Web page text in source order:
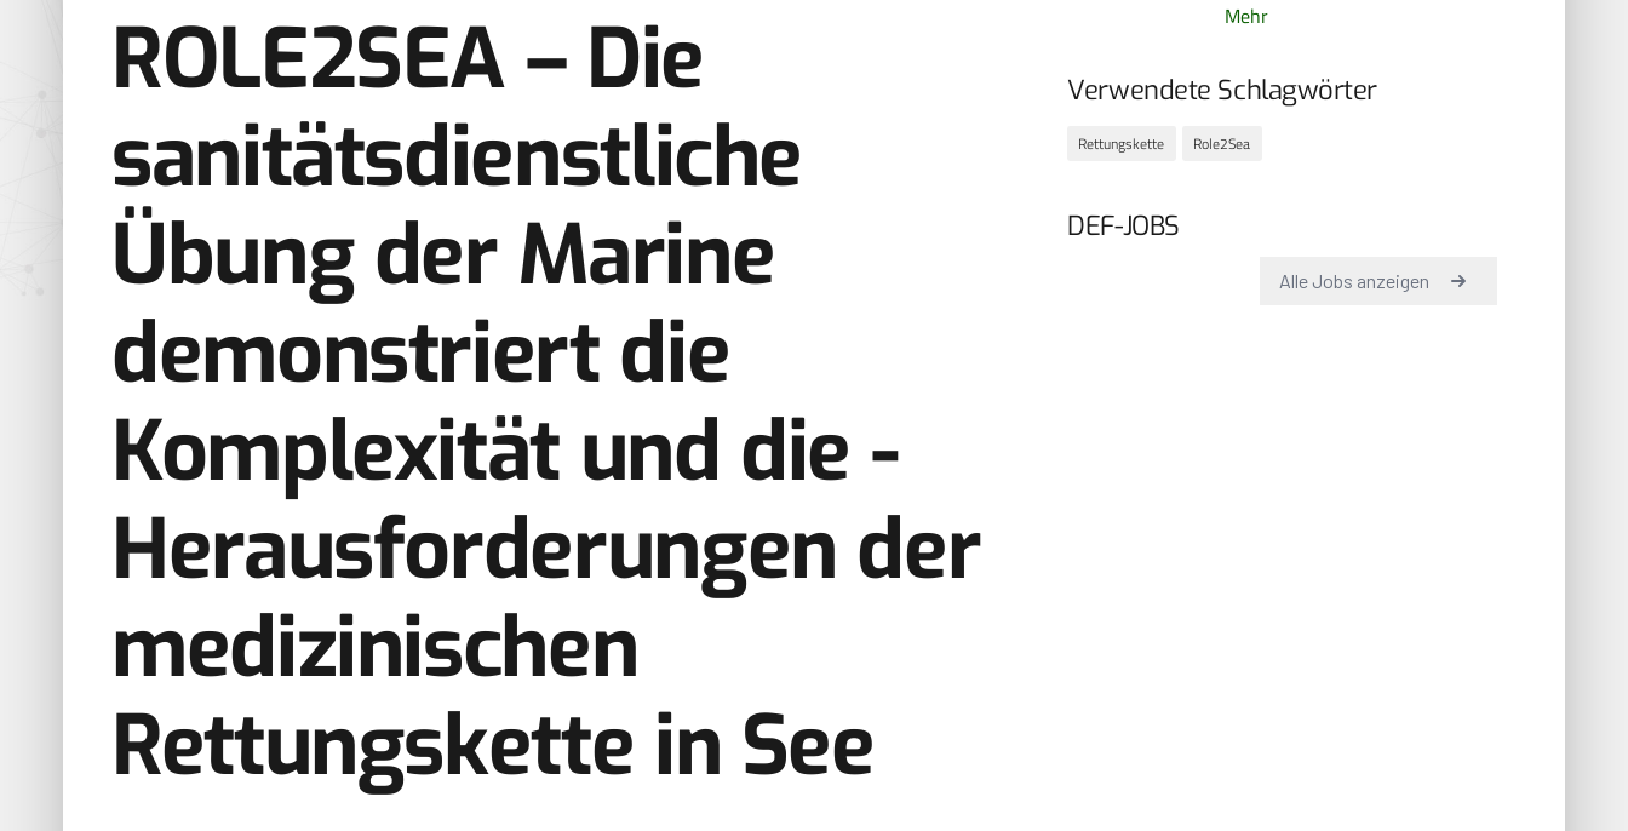
ROLE2SEA – Die
sanitätsdienstliche
Übung der Marine
demonstriert die
Komplexität und die ­
Herausforderungen der
medizinischen
Rettungskette in See
Mehr
Verwendete Schlagwörter
Rettungskette Role2Sea
DEF-JOBS